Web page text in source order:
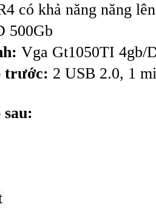
có khả năng năng
500Gb
Vga Gt1050TI 4gb/
trước: 2 USB 2.0, 1
sau: